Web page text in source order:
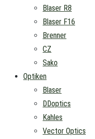
Blaser R8
Blaser F16
Brenner
CZ
Sako
Optiken
Blaser
DDoptics
Kahles
Vector Optics